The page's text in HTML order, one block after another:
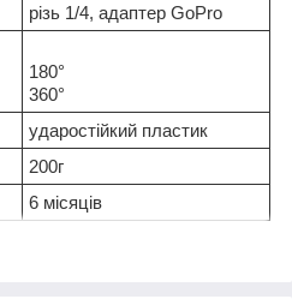
різь 1/4, адаптер GoPro
180°
360°
ударостійкий пластик
200г
6 місяців